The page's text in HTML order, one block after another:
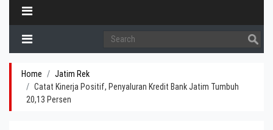
Home
Jatim Rek
Catat Kinerja Positif, Penyaluran Kredit Bank Jatim Tumbuh
20,13 Persen